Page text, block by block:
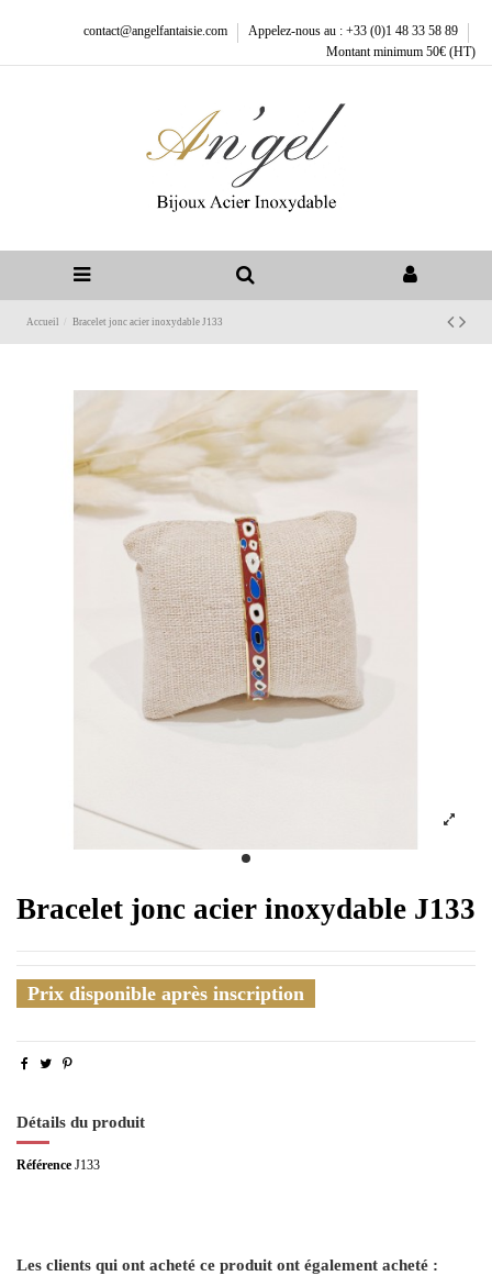
contact@angelfantaisie.com
Appelez-nous au : +33 (0)1 48 33 58 89
Montant minimum 50€ (HT)
Accueil Bracelet jonc acier inoxydable J133
Bracelet jonc acier inoxydable J133
Prix disponible après inscription
Détails du produit
Référence J133
Les clients qui ont acheté ce produit ont également acheté :